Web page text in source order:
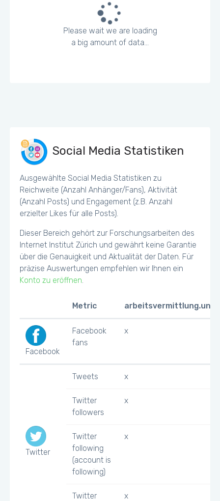
Please wait we are loading
a big amount of data...
Social Media Statistiken
Ausgewählte Social Media Statistiken zu
Reichweite (Anzahl Anhänger/Fans), Aktivität
(Anzahl Posts) und Engagement (z.B. Anzahl
erzielter Likes für alle Posts).
Dieser Bereich gehört zur Forschungsarbeiten des
Internet Institut Zürich und gewährt keine Garantie
über die Genauigkeit und Aktualität der Daten. Für
präzise Auswertungen empfehlen wir Ihnen ein
Konto zu eröffnen.
Metric
Facebook
Facebook
fans
x
Twitter
Tweets x
Twitter
followers
x
Twitter
following
(account is
following)
x
Twitter
x